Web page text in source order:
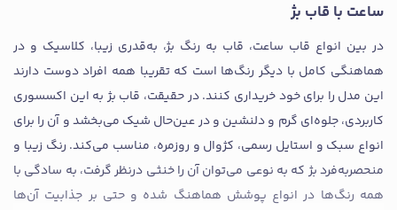
ساعت با قاب بژ
در بین انواع قاب ساعت، قاب به رنگ بژ، به‌قدری زیبا، کلاسیک و در
هماهنگی کامل با دیگر رنگ‌ها است که تقریبا همه افراد دوست دارند
این مدل را برای خود خریداری کنند. در حقیقت، قاب بژ به این اکسسوری
کاربردی، جلوه‌ای گرم و دلنشین و در عین‌حال شیک می‌بخشد و آن را برای
انواع سبک و استایل رسمی، کژوال و روزمره، مناسب می‌کند. رنگ زیبا و
منحصر‌به‌فرد بژ که به نوعی می‌توان آن را خنثی درنظر گرفت، به سادگی با
همه رنگ‌ها در انواع پوشش هماهنگ شده و حتی بر جذابیت آن‌ها